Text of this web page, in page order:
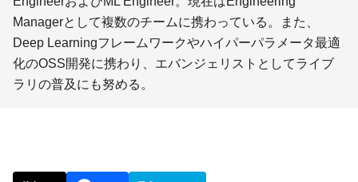
Managerとして複数のチームに携わっている。また、
Deep Learningフレームワークやハイパーパラメータ最適
化のOSS開発に携わり、エバンジェリストとしてライブ
ラリの普及にも努める。